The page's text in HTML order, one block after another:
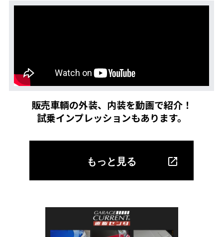
販売車輌の外装、内装を動画で紹介！
試乗インプレッションもあります。
もっと見る